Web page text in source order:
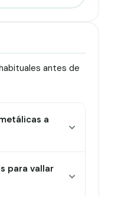
antes de
a
para vallar